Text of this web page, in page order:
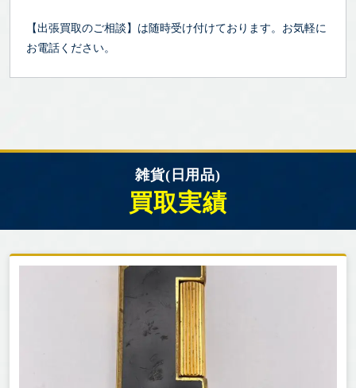
【出張買取のご相談】は随時受け付けております。お気軽に
お電話ください。
雑貨(日用品)
買取実績